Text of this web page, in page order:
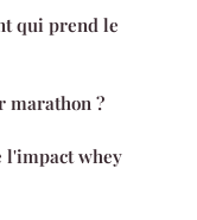
qui prend le
marathon ?
l'impact whey